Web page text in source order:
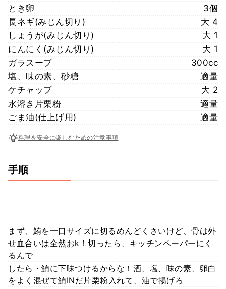
とき卵
3個
長ネギ(みじん切り)
大 4
しょうが(みじん切り)
大 1
にんにく(みじん切り)
大 1
ガラスープ
300cc
塩、味の素、砂糖
適量
ケチャップ
大 2
水溶き片栗粉
適量
ごま油(仕上げ用)
適量
料理を安全に楽しむための注意事項
手順
まず、鮪を一口サイズに切るめんどくさいけど、骨は外
せ血合いは全然おk！切ったら、キッチンペーパーにく
るんで
したら・鮪に下味つけるからな！酒、塩、味の素、卵白
をよく混ぜて鮪INだ片栗粉入れて、油で揚げろ